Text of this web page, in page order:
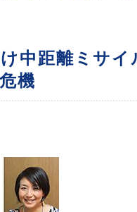
中距離ミサイ
機